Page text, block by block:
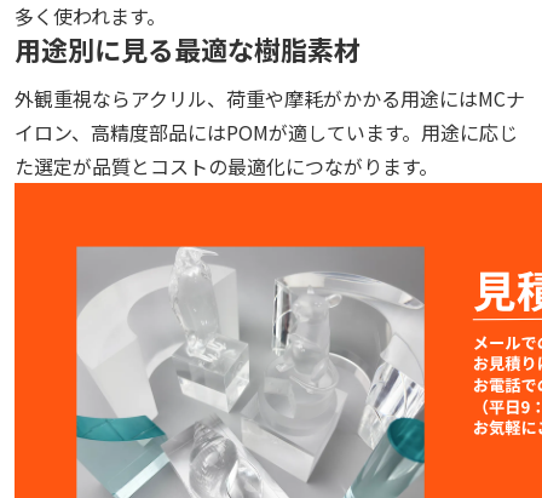
多く使われます。
用途別に見る最適な樹脂素材
外観重視ならアクリル、荷重や摩耗がかかる用途にはMCナ
イロン、高精度部品にはPOMが適しています。用途に応じ
た選定が品質とコストの最適化につながります。